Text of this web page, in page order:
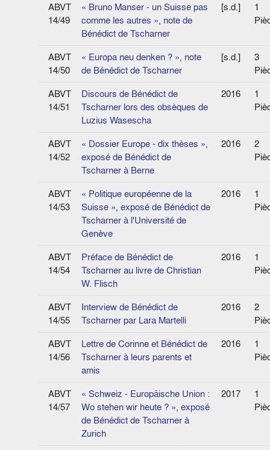
ABVT
14/49
« Bruno Manser - un Suisse pas
comme les autres », note de
Bénédict de Tscharner
[s.d.]
1
ABVT
14/50
« Europa neu denken ? », note
de Bénédict de Tscharner
[s.d.]
3
ABVT
14/51
Discours de Bénédict de
Tscharner lors des obsèques de
Luzius Wasescha
2016
1
ABVT
14/52
« Dossier Europe - dix thèses »,
exposé de Bénédict de
Tscharner à Berne
2016
2
ABVT
14/53
« Politique européenne de la
Suisse », exposé de Bénédict de
Tscharner à l'Université de
Genève
2016
1
ABVT
14/54
Préface de Bénédict de
Tscharner au livre de Christian
W. Flisch
2016
1
ABVT
14/55
Interview de Bénédict de
Tscharner par Lara Martelli
2016
2
ABVT
14/56
Lettre de Corinne et Bénédict de
Tscharner à leurs parents et
amis
2016
1
ABVT
14/57
« Schweiz - Europäische Union :
Wo stehen wir heute ? », exposé
de Bénédict de Tscharner à
Zurich
2017
1